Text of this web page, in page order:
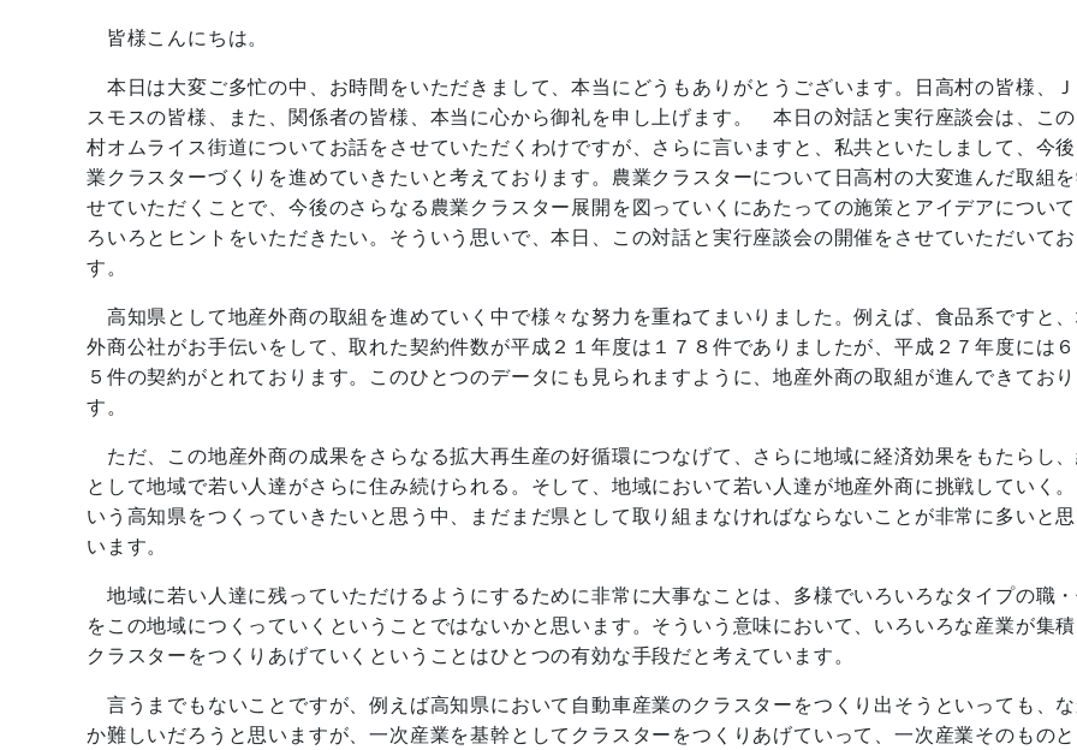
皆様こんにちは。
本日は大変ご多忙の中、お時間をいただきまして、本当にどうもありがとうございます。日高村の皆様、
スモスの皆様、また、関係者の皆様、本当に心から御礼を申し上げます。 本日の対話と実行座談会は、こ
村オムライス街道についてお話をさせていただくわけですが、さらに言いますと、私共といたしまして、今
業クラスターづくりを進めていきたいと考えております。農業クラスターについて日高村の大変進んだ取組
せていただくことで、今後のさらなる農業クラスター展開を図っていくにあたっての施策とアイデアについ
ろいろとヒントをいただきたい。そういう思いで、本日、この対話と実行座談会の開催をさせていただいて
す。
高知県として地産外商の取組を進めていく中で様々な努力を重ねてまいりました。例えば、食品系ですと
外商公社がお手伝いをして、取れた契約件数が平成２１年度は１７８件でありましたが、平成２７年度には
５件の契約がとれております。このひとつのデータにも見られますように、地産外商の取組が進んできてお
す。
ただ、この地産外商の成果をさらなる拡大再生産の好循環につなげて、さらに地域に経済効果をもたらし
として地域で若い人達がさらに住み続けられる。そして、地域において若い人達が地産外商に挑戦していく
いう高知県をつくっていきたいと思う中、まだまだ県として取り組まなければならないことが非常に多いと
います。
地域に若い人達に残っていただけるようにするために非常に大事なことは、多様でいろいろなタイプの職
をこの地域につくっていくということではないかと思います。そういう意味において、いろいろな産業が集
クラスターをつくりあげていくということはひとつの有効な手段だと考えています。
言うまでもないことですが、例えば高知県において自動車産業のクラスターをつくり出そうといっても、
か難しいだろうと思いますが、一次産業を基幹としてクラスターをつくりあげていって、一次産業そのもの